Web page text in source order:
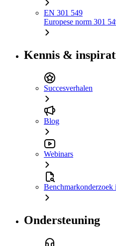
EN 301 549
Europese norm 301
Kennis &
Succesverhalen
Blog
Webinars
Benchmarkonderzoek
Ondersteuning